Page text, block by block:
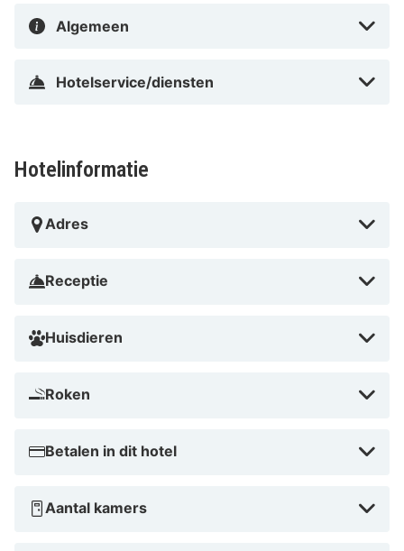
In Amelsbüren in Münster
Algemeen
Hotelservice/diensten
Hotelinformatie
Adres
Receptie
Huisdieren
Roken
Betalen in dit hotel
Aantal kamers